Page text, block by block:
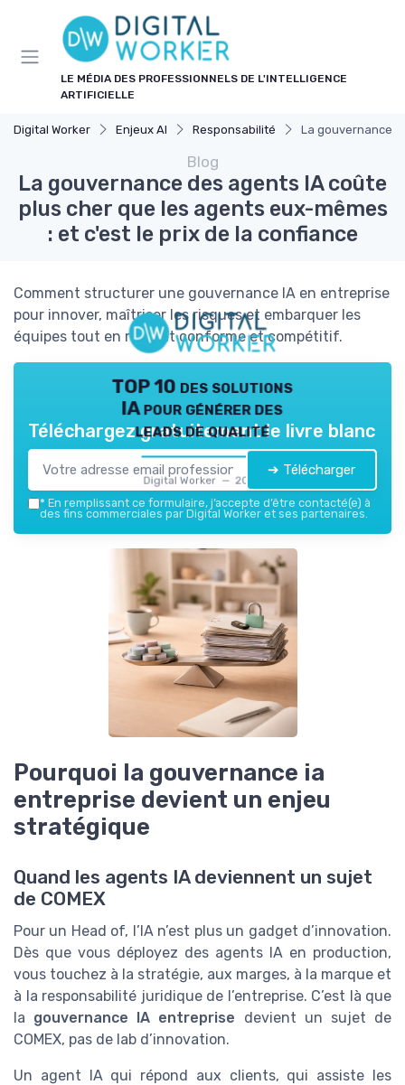
LE MÉDIA DES PROFESSIONNELS DE L'INTELLIGENCE
ARTIFICIELLE
Digital Worker Enjeux AI Responsabilité La gouvernance
Blog
La gouvernance des agents IA coûte
plus cher que les agents eux-mêmes
: et c'est le prix de la confiance
Comment structurer une gouvernance IA en entreprise
pour innover, maîtriser les risques et embarquer les
équipes tout en restant conforme et compétitif.
TOP 10 des solutions
IA pour générer des
leads de qualité
Digital Worker — 2026
Téléchargez gratuitement le livre blanc
➔ Télécharger
* En remplissant ce formulaire, j’accepte d’être contacté(e) à
des fins commerciales par Digital Worker et ses partenaires.
Pourquoi la gouvernance ia
entreprise devient un enjeu
stratégique
Quand les agents IA deviennent un sujet
de COMEX
Pour un Head of, l’IA n’est plus un gadget d’innovation.
Dès que vous déployez des agents IA en production,
vous touchez à la stratégie, aux marges, à la marque et
à la responsabilité juridique de l’entreprise. C’est là que
la gouvernance IA entreprise devient un sujet de
COMEX, pas de lab d’innovation.
Un agent IA qui répond aux clients, qui assiste les